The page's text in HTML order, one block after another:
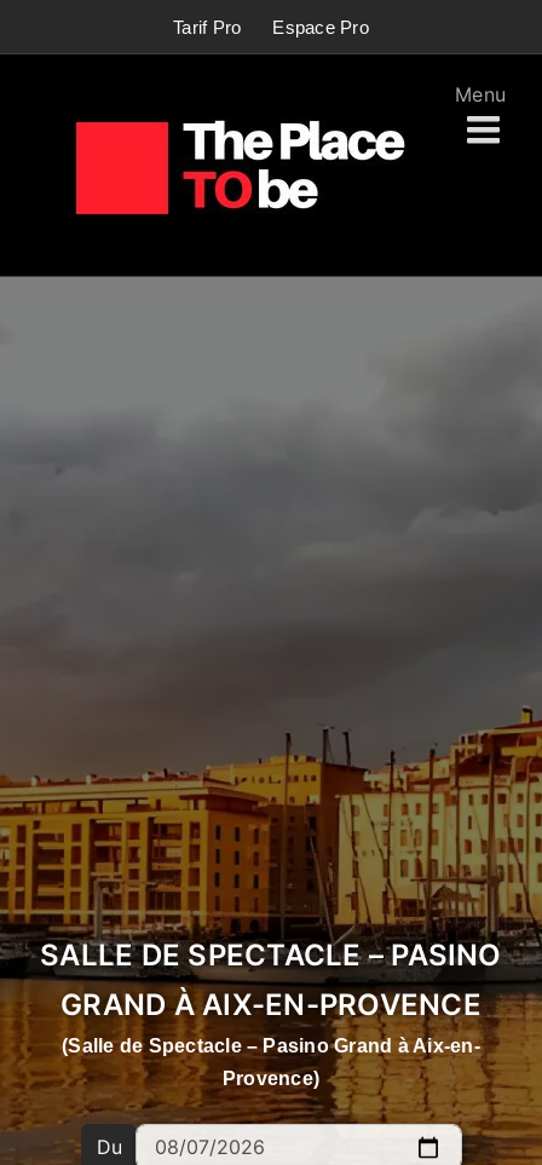
Tarif Pro Espace Pro
SALLE DE SPECTACLE – PASINO
GRAND À AIX-EN-PROVENCE
(Salle de Spectacle – Pasino Grand à Aix-en-
Provence)
Du